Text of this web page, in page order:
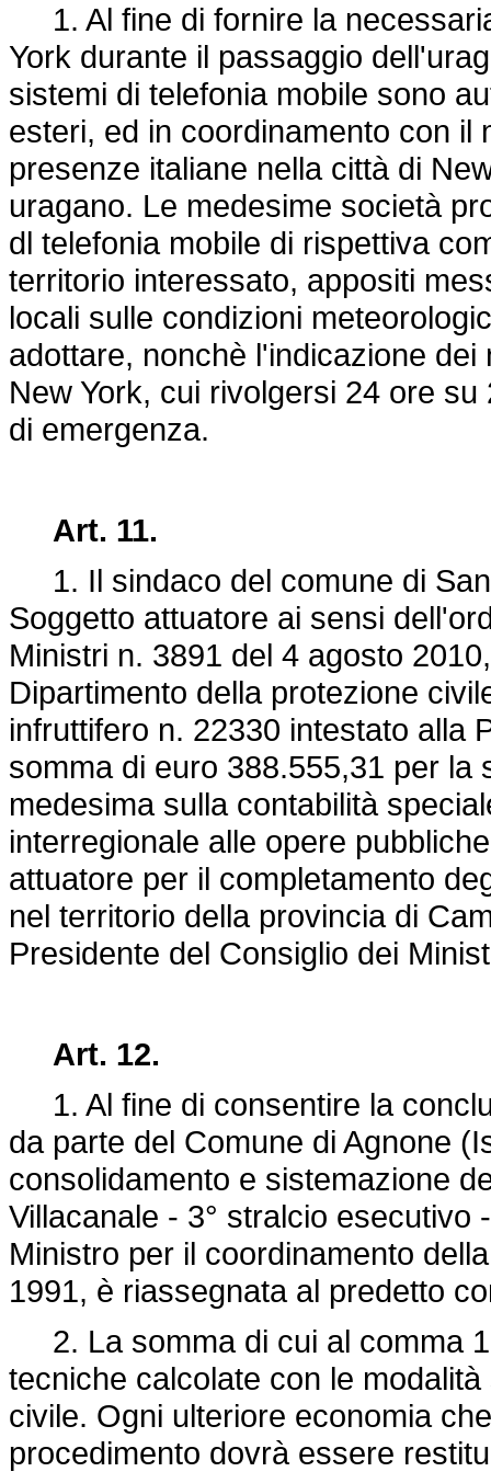
1. Al fine di fornire la
York durante il passaggio
sistemi di telefonia mobile sono
esteri, ed in coordinamento con il
presenze italiane nella città di
uragano. Le medesime società
dl telefonia mobile di rispettiva
territorio interessato, appositi
locali sulle condizioni
adottare, nonchè l'indicazione
New York, cui rivolgersi 24 ore
di emergenza.
Art. 11.
1. Il sindaco del comune di
Soggetto attuatore ai sensi
Ministri n. 3891 del 4 agosto
Dipartimento della protezione
infruttifero n. 22330 intestato alla
somma di euro 388.555,31 per
medesima sulla contabilità
interregionale alle opere
attuatore per il completamento
nel territorio della provincia di
Presidente del Consiglio dei
Art. 12.
1. Al fine di consentire la
da parte del Comune di Agnone
consolidamento e sistemazione
Villacanale - 3° stralcio
Ministro per il coordinamento
1991, è riassegnata al predetto
2. La somma di cui al comma
tecniche calcolate con le
civile. Ogni ulteriore economia
procedimento dovrà essere